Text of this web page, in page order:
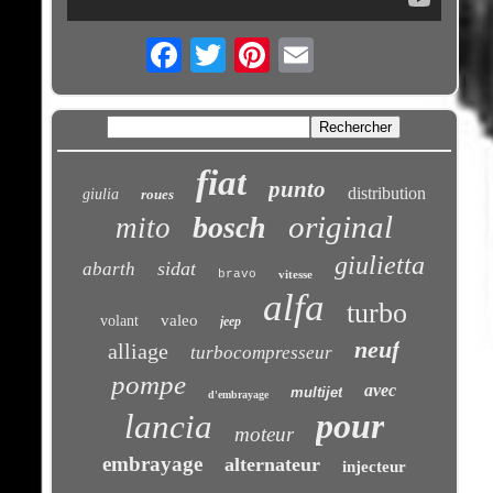
Email
giulia roues fiat punto distribution
mito bosch original
abarth sidat bravo vitesse giulietta
volant valeo jeep alfa turbo
alliage turbocompresseur neuf
pompe d'embrayage multijet avec
lancia moteur pour
embrayage alternateur injecteur